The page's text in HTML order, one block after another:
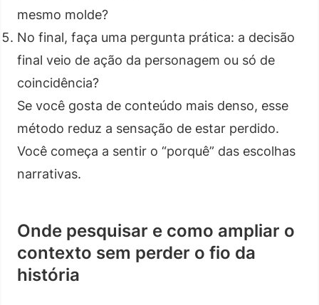
mesmo molde?
No final, faça uma pergunta prática: a decisão
final veio de ação da personagem ou só de
coincidência?
Se você gosta de conteúdo mais denso, esse
método reduz a sensação de estar perdido.
Você começa a sentir o “porquê” das escolhas
narrativas.
Onde pesquisar e como ampliar o
contexto sem perder o fio da
história